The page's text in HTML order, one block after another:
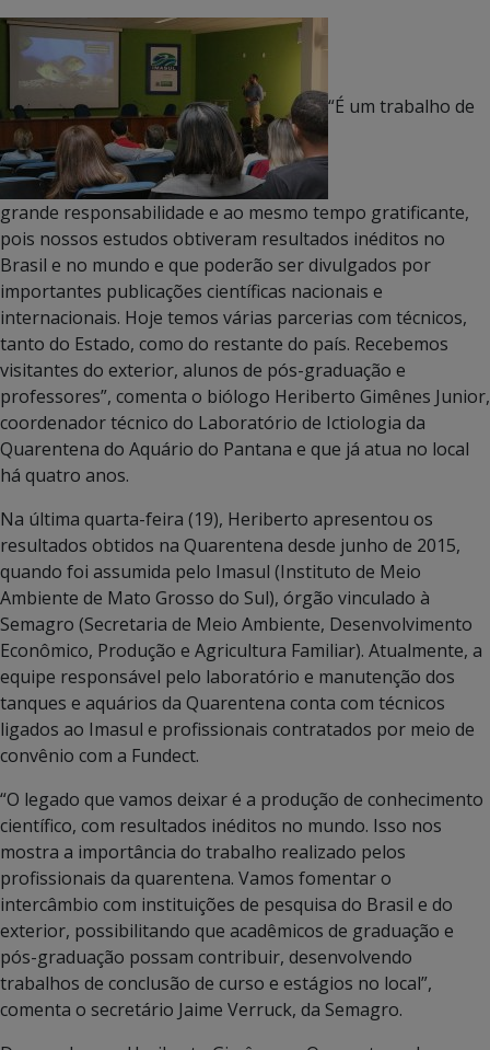
“É um trabalho de
grande responsabilidade e ao mesmo tempo gratificante,
pois nossos estudos obtiveram resultados inéditos no
Brasil e no mundo e que poderão ser divulgados por
importantes publicações científicas nacionais e
internacionais. Hoje temos várias parcerias com técnicos,
tanto do Estado, como do restante do país. Recebemos
visitantes do exterior, alunos de pós-graduação e
professores”, comenta o biólogo Heriberto Gimênes Junior,
coordenador técnico do Laboratório de Ictiologia da
Quarentena do Aquário do Pantana e que já atua no local
há quatro anos.
Na última quarta-feira (19), Heriberto apresentou os
resultados obtidos na Quarentena desde junho de 2015,
quando foi assumida pelo Imasul (Instituto de Meio
Ambiente de Mato Grosso do Sul), órgão vinculado à
Semagro (Secretaria de Meio Ambiente, Desenvolvimento
Econômico, Produção e Agricultura Familiar). Atualmente, a
equipe responsável pelo laboratório e manutenção dos
tanques e aquários da Quarentena conta com técnicos
ligados ao Imasul e profissionais contratados por meio de
convênio com a Fundect.
“O legado que vamos deixar é a produção de conhecimento
científico, com resultados inéditos no mundo. Isso nos
mostra a importância do trabalho realizado pelos
profissionais da quarentena. Vamos fomentar o
intercâmbio com instituições de pesquisa do Brasil e do
exterior, possibilitando que acadêmicos de graduação e
pós-graduação possam contribuir, desenvolvendo
trabalhos de conclusão de curso e estágios no local”,
comenta o secretário Jaime Verruck, da Semagro.